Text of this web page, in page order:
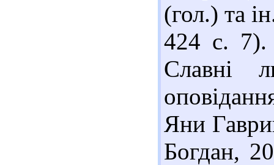
(гол.) та
424 с.
Славні
Яни
Богдан,